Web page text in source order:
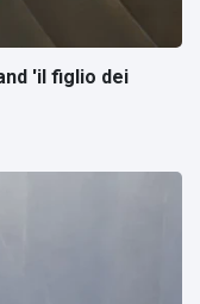
'il figlio dei